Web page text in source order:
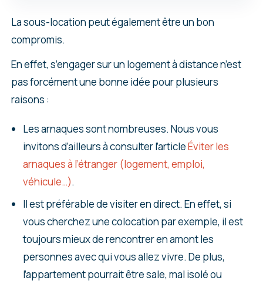
La sous-location peut également être un bon
compromis.
En effet, s’engager sur un logement à distance n’est
pas forcément une bonne idée pour plusieurs
raisons :
Les arnaques sont nombreuses. Nous vous
invitons d’ailleurs à consulter l’articleÉviter les
arnaques à l’étranger (logement, emploi,
véhicule…).
Il est préférable de visiter en direct. En effet, si
vous cherchez une colocation par exemple, il est
toujours mieux de rencontrer en amont les
personnes avec qui vous allez vivre. De plus,
l’appartement pourrait être sale, mal isolé ou